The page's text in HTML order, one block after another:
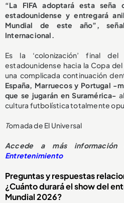
“La FIFA adoptará esta
estadounidense y entregará
Mundial de este año”,
Internacional.
Es la ‘colonización’ final
estadounidense hacia la Copa
una complicada continuación
España, Marruecos y Portugal -
que se jugarán en Suramérica-
cultura futbolística totalmente
Tomada de El Universal
Accede a más
Entretenimiento
Preguntas y respuestas
¿Cuánto durará el show del
Mundial 2026?